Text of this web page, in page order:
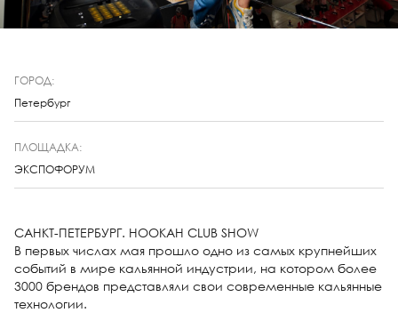
ГОРОД:
Петербург
ПЛОЩАДКА:
ЭКСПОФОРУМ
САНКТ-ПЕТЕРБУРГ. HOOKAH CLUB SHOW
В первых числах мая прошло одно из самых крупнейших
событий в мире кальянной индуcтрии, на котором более
3000 брендов представляли свои современные кальянные
технологии.